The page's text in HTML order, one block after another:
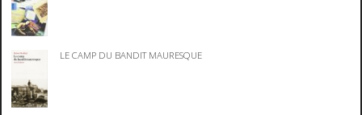
LE CAMP DU BANDIT MAURESQUE